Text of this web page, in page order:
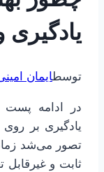
توسطایمان
در ادامه پست
یادگیری بر
تصور می‌شد
ثابت و غیرقابل